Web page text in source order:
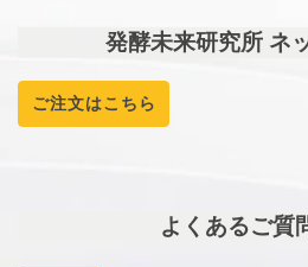
発酵未来研究所 ネ
ご注文はこちら
よくあるご質